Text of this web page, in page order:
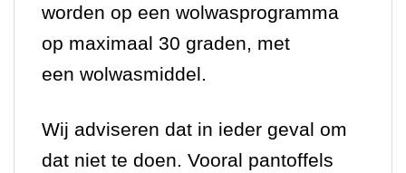
worden op een wolwasprogramma
op maximaal 30 graden, met
een wolwasmiddel.
Wij adviseren dat in ieder geval om
dat niet te doen. Vooral pantoffels